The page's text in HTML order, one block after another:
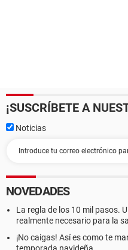
¡SUSCRÍBETE A
Noticias
NOVEDADES
La regla de los 10 mil pasos.
realmente necesario para la
¡No caigas! Así es como te